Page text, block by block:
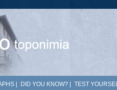
DID YOU KNOW? TEST